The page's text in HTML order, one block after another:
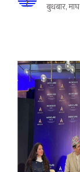
बुधबार,